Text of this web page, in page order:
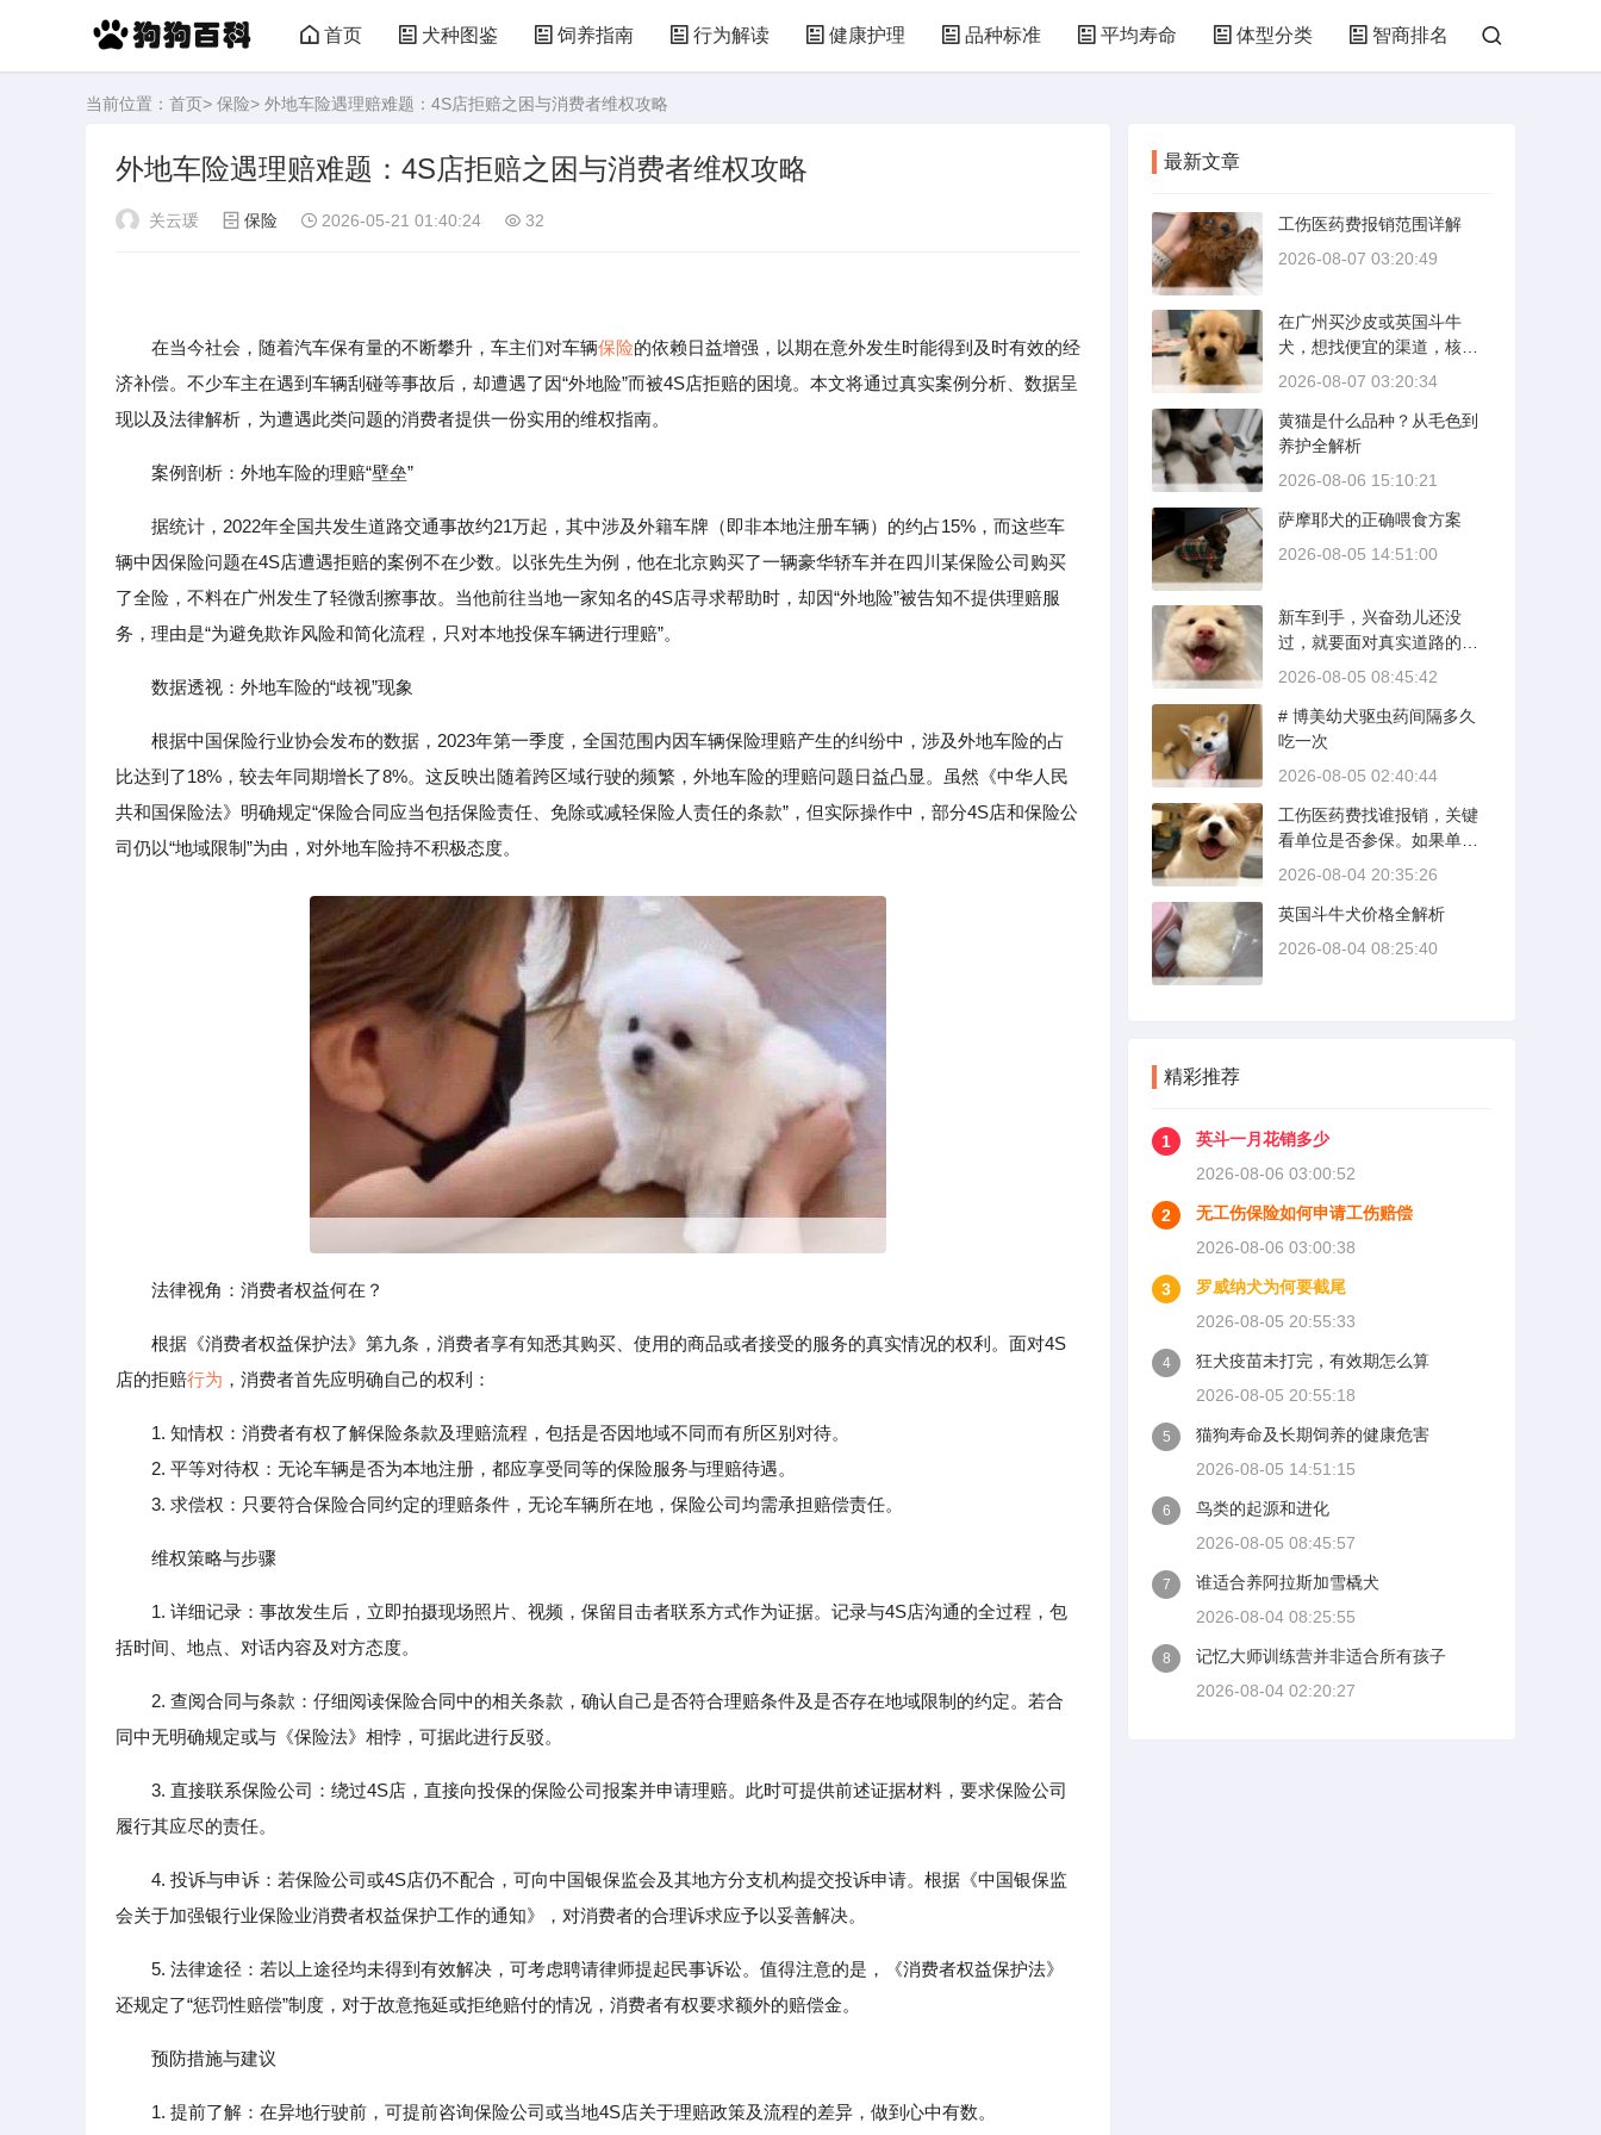
首页 犬种图鉴 饲养指南 行为解读 健康护理 品种标准 平均寿命 体型分类 智商排名
当前位置： 首页> 保险> 外地车险遇理赔难题：4S店拒赔之困与消费者维权攻略
外地车险遇理赔难题：4S店拒赔之困与消费者维权攻略
关云瑗 保险 2026-05-21 01:40:24 32
在当今社会，随着汽车保有量的不断攀升，车主们对车辆保险的依赖日益增强，以期在意外发生时能得到及时有效的经
济补偿。不少车主在遇到车辆刮碰等事故后，却遭遇了因“外地险”而被4S店拒赔的困境。本文将通过真实案例分析、数据呈
现以及法律解析，为遭遇此类问题的消费者提供一份实用的维权指南。
案例剖析：外地车险的理赔“壁垒”
据统计，2022年全国共发生道路交通事故约21万起，其中涉及外籍车牌（即非本地注册车辆）的约占15%，而这些车
辆中因保险问题在4S店遭遇拒赔的案例不在少数。以张先生为例，他在北京购买了一辆豪华轿车并在四川某保险公司购买
了全险，不料在广州发生了轻微刮擦事故。当他前往当地一家知名的4S店寻求帮助时，却因“外地险”被告知不提供理赔服
务，理由是“为避免欺诈风险和简化流程，只对本地投保车辆进行理赔”。
数据透视：外地车险的“歧视”现象
根据中国保险行业协会发布的数据，2023年第一季度，全国范围内因车辆保险理赔产生的纠纷中，涉及外地车险的占
比达到了18%，较去年同期增长了8%。这反映出随着跨区域行驶的频繁，外地车险的理赔问题日益凸显。虽然《中华人民
共和国保险法》明确规定“保险合同应当包括保险责任、免除或减轻保险人责任的条款”，但实际操作中，部分4S店和保险公
司仍以“地域限制”为由，对外地车险持不积极态度。
法律视角：消费者权益何在？
根据《消费者权益保护法》第九条，消费者享有知悉其购买、使用的商品或者接受的服务的真实情况的权利。面对4S
店的拒赔行为 ，消费者首先应明确自己的权利：
1. 知情权：消费者有权了解保险条款及理赔流程，包括是否因地域不同而有所区别对待。
2. 平等对待权：无论车辆是否为本地注册，都应享受同等的保险服务与理赔待遇。
3. 求偿权：只要符合保险合同约定的理赔条件，无论车辆所在地，保险公司均需承担赔偿责任。
维权策略与步骤
1. 详细记录：事故发生后，立即拍摄现场照片、视频，保留目击者联系方式作为证据。记录与4S店沟通的全过程，包
括时间、地点、对话内容及对方态度。
2. 查阅合同与条款：仔细阅读保险合同中的相关条款，确认自己是否符合理赔条件及是否存在地域限制的约定。若合
同中无明确规定或与《保险法》相悖，可据此进行反驳。
3. 直接联系保险公司：绕过4S店，直接向投保的保险公司报案并申请理赔。此时可提供前述证据材料，要求保险公司
履行其应尽的责任。
4. 投诉与申诉：若保险公司或4S店仍不配合，可向中国银保监会及其地方分支机构提交投诉申请。根据《中国银保监
会关于加强银行业保险业消费者权益保护工作的通知》，对消费者的合理诉求应予以妥善解决。
5. 法律途径：若以上途径均未得到有效解决，可考虑聘请律师提起民事诉讼。值得注意的是，《消费者权益保护法》
还规定了“惩罚性赔偿”制度，对于故意拖延或拒绝赔付的情况，消费者有权要求额外的赔偿金。
预防措施与建议
1. 提前了解：在异地行驶前，可提前咨询保险公司或当地4S店关于理赔政策及流程的差异，做到心中有数。
最新文章
工伤医药费报销范围详解
2026-08-07 03:20:49
在广州买沙皮或英国斗牛
犬，想找便宜的渠道，核心
是分清“便宜”和“捡漏”的界
种，价格比北方城市有优
势；英国斗牛犬则完全是另
一套行情。下面直接说具体
间。
2026-08-07 03:20:34
黄猫是什么品种？从毛色到
养护全解析
2026-08-06 15:10:21
萨摩耶犬的正确喂食方案
2026-08-05 14:51:00
新车到手，兴奋劲儿还没
过，就要面对真实道路的考
验。新手开新车上路，最怕
况和路况的双重陌生。磨合
期内，发动机转速控制在200
0到3000转之间，时速尽量
机的保守，而是活塞和气缸
壁需要时间完成精细贴合。
多数车型说明书里都写了前1
着做的司机不到三成。
2026-08-05 08:45:42
# 博美幼犬驱虫药间隔多久
吃一次
2026-08-05 02:40:44
工伤医药费找谁报销，关键
看单位是否参保。如果单位
给你交了工伤保险，费用由
参保，那就由单位自己掏
钱。很多人受伤后一头雾
2026-08-04 20:35:26
英国斗牛犬价格全解析
2026-08-04 08:25:40
精彩推荐
1
英斗一月花销多少
2026-08-06 03:00:52
2
无工伤保险如何申请工伤赔偿
2026-08-06 03:00:38
3
罗威纳犬为何要截尾
2026-08-05 20:55:33
4
狂犬疫苗未打完，有效期怎么算
2026-08-05 20:55:18
5
猫狗寿命及长期饲养的健康危害
2026-08-05 14:51:15
6
鸟类的起源和进化
2026-08-05 08:45:57
7
谁适合养阿拉斯加雪橇犬
2026-08-04 08:25:55
8
记忆大师训练营并非适合所有孩子
2026-08-04 02:20:27